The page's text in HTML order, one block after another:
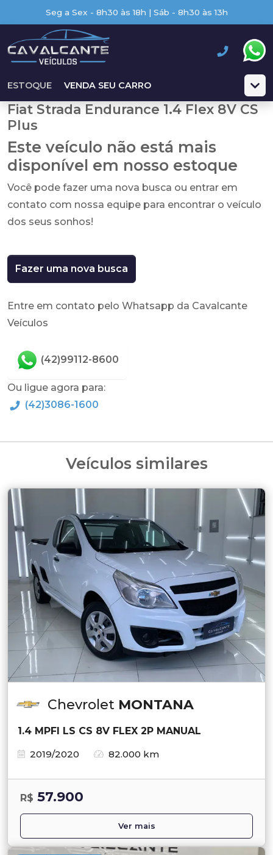
Seg a Sex - 8h30 às 18h | Sáb - 8h30 às 13h
ESTOQUE VENDA SEU CARRO
Fiat Strada Endurance 1.4 Flex 8V CS
Plus
Este veículo não está mais
disponível em nosso estoque
Você pode fazer uma nova busca ou entrar em
contato com nossa equipe para encontrar o veículo
dos seus sonhos!
Fazer uma nova busca
Entre em contato pelo Whatsapp da Cavalcante
Veículos
(42)99112-8600
Ou ligue agora para:
(42)3086-1600
Veículos similares
Chevrolet MONTANA
1.4 MPFI LS CS 8V FLEX 2P MANUAL
2019/2020
82.000 km
R$ 57.900
Ver mais